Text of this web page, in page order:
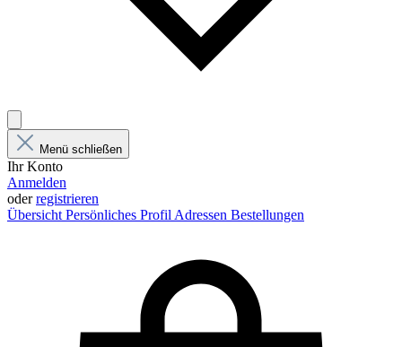
Menü schließen
Ihr Konto
Anmelden
oderregistrieren
Übersicht Persönliches Profil Adressen Bestellungen